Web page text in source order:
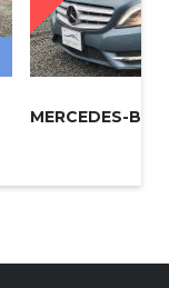
MERCEDES-